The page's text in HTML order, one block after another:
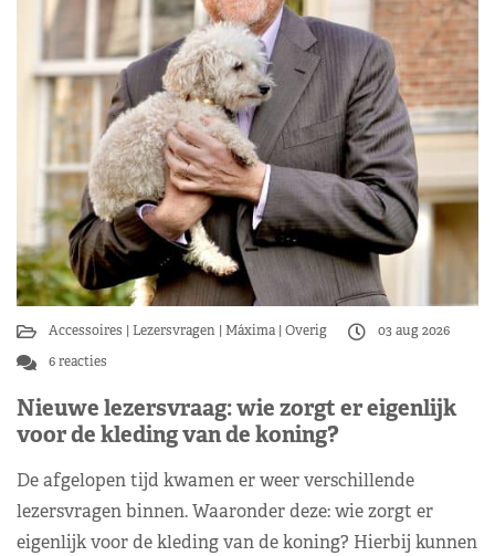
Accessoires Lezersvragen Máxima Overig
03 aug 2026
6 reacties
Nieuwe lezersvraag: wie zorgt er eigenlijk
voor de kleding van de koning?
De afgelopen tijd kwamen er weer verschillende
lezersvragen binnen. Waaronder deze: wie zorgt er
eigenlijk voor de kleding van de koning? Hierbij kunnen